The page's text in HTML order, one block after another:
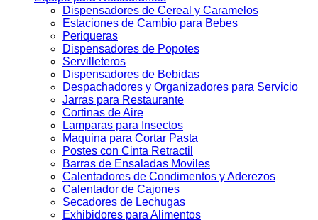
Dispensadores de Cereal y Caramelos
Estaciones de Cambio para Bebes
Periqueras
Dispensadores de Popotes
Servilleteros
Dispensadores de Bebidas
Despachadores y Organizadores para Servicio
Jarras para Restaurante
Cortinas de Aire
Lamparas para Insectos
Maquina para Cortar Pasta
Postes con Cinta Retractil
Barras de Ensaladas Moviles
Calentadores de Condimentos y Aderezos
Calentador de Cajones
Secadores de Lechugas
Exhibidores para Alimentos